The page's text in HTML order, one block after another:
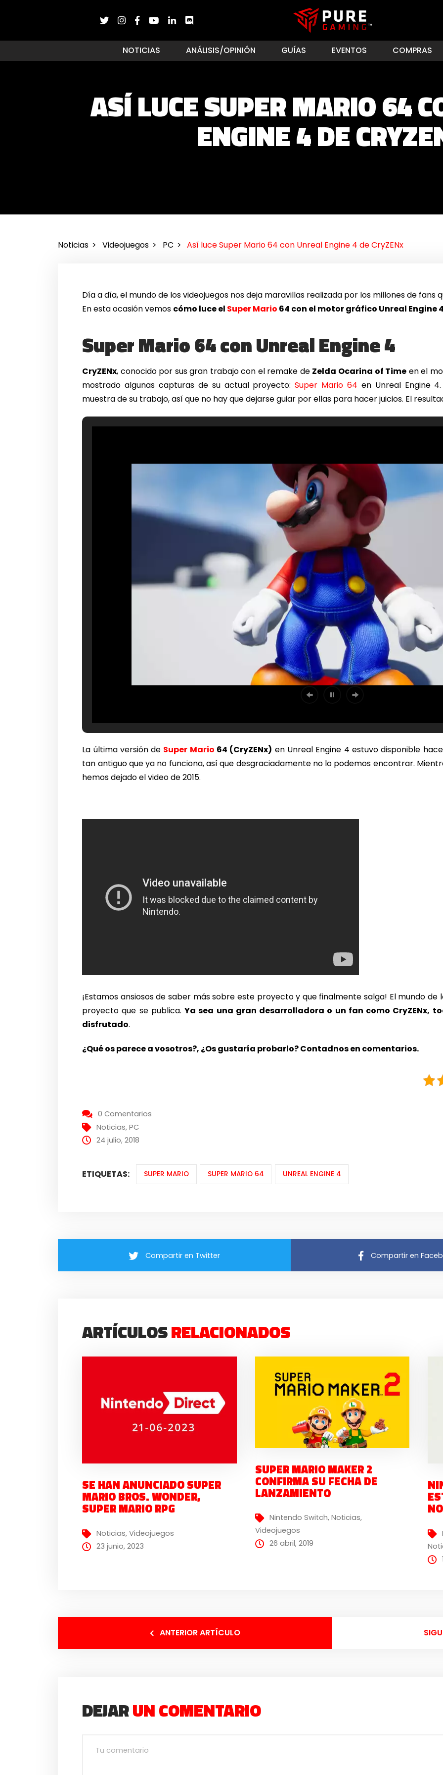
NOTICIAS ANÁLISIS/OPINIÓN GUÍAS EVENTOS COMPRAS
ASÍ LUCE SUPER MARIO 64
ENGINE 4 DE
Noticias Videojuegos PC Así luce Super Mario 64 con Unreal Engine 4 de CryZENx
Día a día, el mundo de los videojuegos nos deja maravillas realizada por los millones de
En esta ocasión vemos cómo luce el Super Mario 64 con el motor gráfico Unreal Engine
Super Mario 64 con Unreal Engine 4
CryZENx, conocido por sus gran trabajo con el remake de Zelda Ocarina of Time en el
mostrado algunas capturas de su actual proyecto:Super Mario 64 en Unreal Engine
muestra de su trabajo, así que no hay que dejarse guiar por ellas para hacer juicios. El
La última versión de Super Mario 64 (CryZENx) en Unreal Engine 4 estuvo disponible
tan antiguo que ya no funciona, así que desgraciadamente no lo podemos encontrar.
hemos dejado el video de 2015.
¡Estamos ansiosos de saber más sobre este proyecto y que finalmente salga! El mundo
proyecto que se publica.Ya sea una gran desarrolladora o un fan como CryZENx,
disfrutado.
¿Qué os parece a vosotros?, ¿Os gustaría probarlo? Contadnos en comentarios.
0 Comentarios
Noticias,PC
24 julio, 2018
ETIQUETAS: SUPER MARIO SUPER MARIO 64 UNREAL ENGINE 4
Compartir en Twitter Compartir en
ARTÍCULOSRELACIONADOS
SE HAN ANUNCIADO SUPER
MARIO BROS. WONDER,
SUPER MARIO RPG
Noticias,Videojuegos
23 junio, 2023
SUPER MARIO MAKER 2
CONFIRMA SU FECHA DE
LANZAMIENTO
Nintendo Switch, Noticias,
Videojuegos
26 abril, 2019
ANTERIOR ARTÍCULO
DEJARUN COMENTARIO